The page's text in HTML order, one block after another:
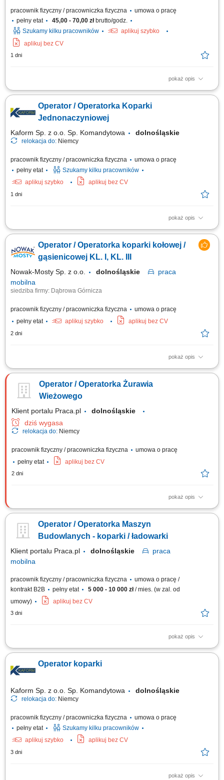
pracownik fizyczny / pracowniczka fizyczna
umowa o pracę
pełny etat
45,00 - 70,00 złbrutto/godz.
Szukamy kilku pracowników
aplikuj szybko
aplikuj bez CV
1 dni
pokaż opis
Zakres obowiązków Do głównych zadań należeć będzie: obsługa koparki
wodno-kanalizacyjne, kablowe i inne instalacje podziemne, współpraca z
brygadą budowlaną przy realizacji inwestycji, kontrola stanu
Operator / Operatorka Koparki
Jednonaczyniowej
Kaform Sp. z o.o. Sp. Komandytowa dolnośląskie
relokacja do: Niemcy
pracownik fizyczny / pracowniczka fizyczna
umowa o pracę
pełny etat
Szukamy kilku pracowników
aplikuj szybko
aplikuj bez CV
1 dni
pokaż opis
Opis stanowiska: Obsługa koparki jednonaczyniowej przy realizacji prac
przełożonego. Wsparcie ekipy budowlanej po zakończeniu pracy
maszyną. Praca na terenie budów w Niemczech.
Operator / Operatorka koparki kołowej /
gąsienicowej KL. I, KL. III
Nowak-Mosty Sp. z o.o. dolnośląskie
praca
mobilna
siedziba firmy: Dąbrowa Górnicza
pracownik fizyczny / pracowniczka fizyczna
umowa o pracę
pełny etat
aplikuj szybko aplikuj bez CV
2 dni
pokaż opis
Miejsce pracy: województwo śląskie, małopolskie, dolnośląskie,
zostaną poinformowani o przedziale proponowanego wynagrodzenia.
Opis stanowiska: realizacja prac w zakresie robót ziemnych,
Operator / Operatorka Żurawia
Wieżowego
Klient portalu Praca.pl
dolnośląskie
dziś wygasa
relokacja do: Niemcy
pracownik fizyczny / pracowniczka fizyczna
umowa o pracę
pełny etat
aplikuj bez CV
2 dni
pokaż opis
Obsługa żurawia wieżowego podczas realizacji prac budowlanych.
zasadami BHP. Dbanie o prawidłową eksploatację powierzonego
sprzętu.
Operator / Operatorka Maszyn
Budowlanych - koparki / ładowarki
Klient portalu Praca.pl dolnośląskie
praca
mobilna
pracownik fizyczny / pracowniczka fizyczna
umowa o pracę /
kontrakt B2B
pełny etat 5 000 - 10 000 zł/ mies. (w zal. od
umowy)
aplikuj bez CV
3 dni
pokaż opis
Sterowanie koparką kołową, ładowarką teleskopową lub koparko-
transportowych w trakcie budowy obiektów mostowych. Wykonywanie
codziennych przeglądów, czyszczenia oraz podstawowych prac
Operator koparki
Kaform Sp. z o.o. Sp. Komandytowa dolnośląskie
relokacja do: Niemcy
pracownik fizyczny / pracowniczka fizyczna
umowa o pracę
pełny etat
Szukamy kilku pracowników
aplikuj szybko
aplikuj bez CV
3 dni
pokaż opis